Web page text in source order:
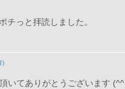
チっと拝読しました。
いてありがとうございます (^^